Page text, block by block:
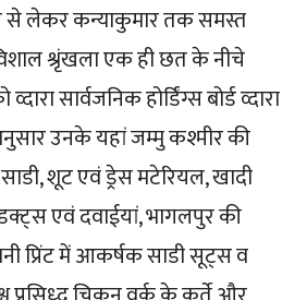
से लेकर कन्याकुमार तक समस्त
श्रृंखला एक ही छत के नीचे
सार्वजनिक होर्डिंग्स बोर्ड व्दारा
उनके यहां जम्मु कश्मीर की
शूट एवं ड्रेस मटेरियल, खादी
एवं दवाईयां, भागलपुर की
प्रिंट में आकर्षक साडी सूट्स व